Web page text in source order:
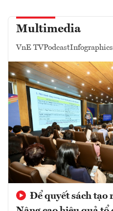
Multimedia
VnE TVPodcastInfographics
Để quyết sách tạo